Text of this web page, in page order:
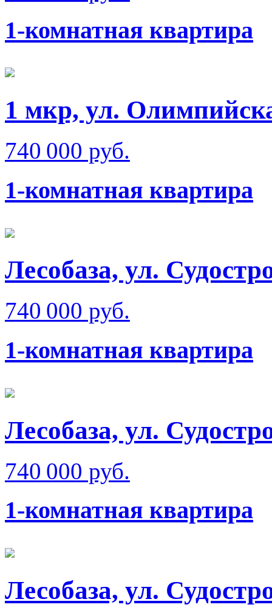
1-комнатная квартира
1 мкр, ул.
740 000 руб.
1-комнатная квартира
Лесобаза, ул.
740 000 руб.
1-комнатная квартира
Лесобаза, ул.
740 000 руб.
1-комнатная квартира
Лесобаза, ул.